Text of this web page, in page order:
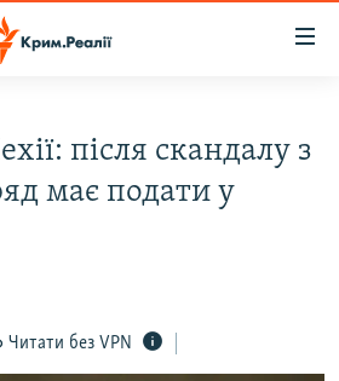
після скандалу з
має подати у
Читати без VPN